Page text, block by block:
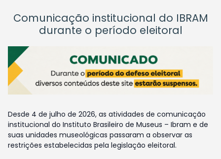
Comunicação institucional do IBRAM
durante o período eleitoral
Desde 4 de julho de 2026, as atividades de comunicação
institucional do Instituto Brasileiro de Museus – Ibram e de
suas unidades museológicas passaram a observar as
restrições estabelecidas pela legislação eleitoral.